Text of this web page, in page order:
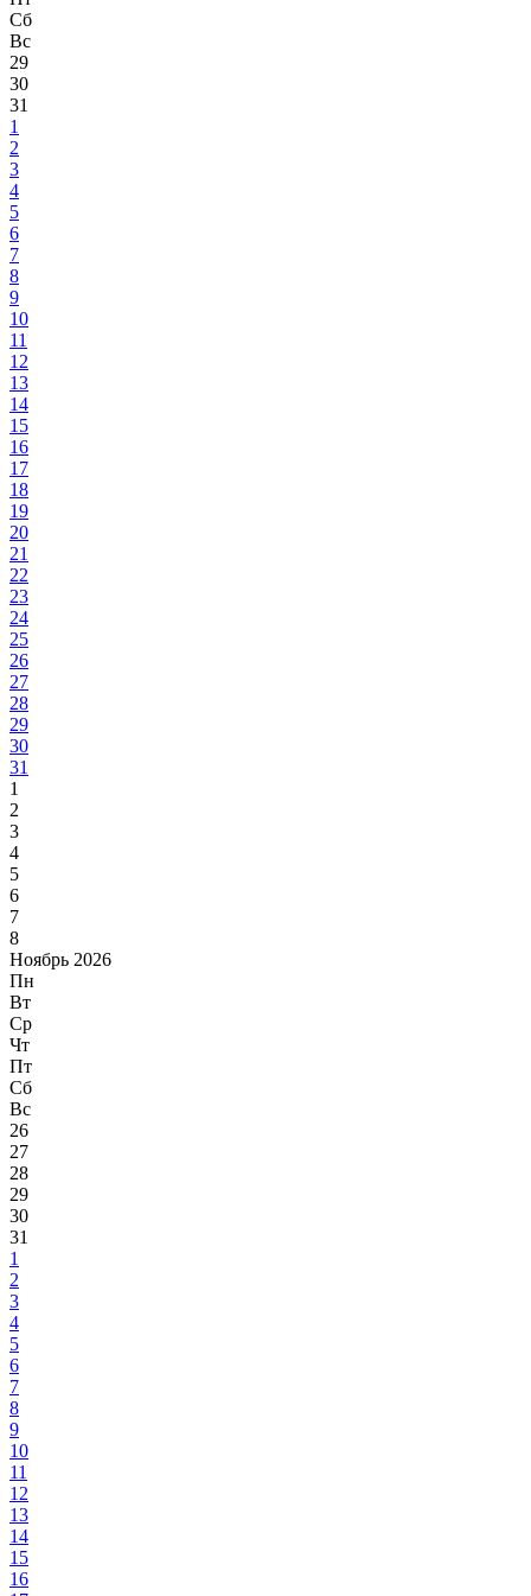
Сб
Вс
29
30
31
1
2
3
4
5
6
7
8
9
10
11
12
13
14
15
16
17
18
19
20
21
22
23
24
25
26
27
28
29
30
31
1
2
3
4
5
6
7
8
Ноябрь 2026
Пн
Вт
Ср
Чт
Пт
Сб
Вс
26
27
28
29
30
31
1
2
3
4
5
6
7
8
9
10
11
12
13
14
15
16